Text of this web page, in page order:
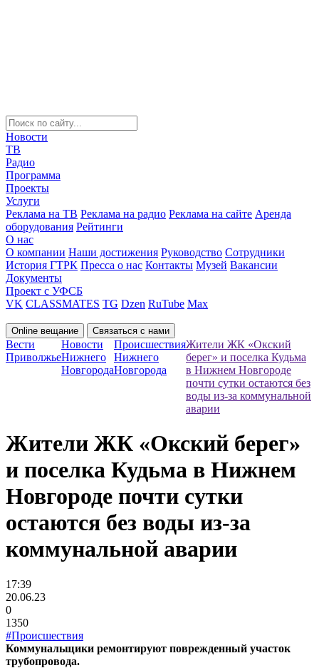
Новости
ТВ
Радио
Программа
Проекты
Услуги
Реклама на ТВ Реклама на радио Реклама на сайте Аренда
оборудования Рейтинги
О нас
О компании Наши достижения Руководство Сотрудники
История ГТРК Пресса о нас Контакты Музей Вакансии
Документы
Проект с УФСБ
VK CLASSMATES TG Dzen RuTube Max
Online вещание Связаться с нами
Вести
Приволжье
Новости
Нижнего
Новгорода
Происшествия
Нижнего
Новгорода
Жители ЖК «Окский
берег» и поселка Кудьма
в Нижнем Новгороде
почти сутки остаются без
воды из-за коммунальной
аварии
Жители ЖК «Окский берег»
и поселка Кудьма в Нижнем
Новгороде почти сутки
остаются без воды из-за
коммунальной аварии
17:39
20.06.23
0
1350
#Происшествия
Коммунальщики ремонтируют поврежденный участок
трубопровода.